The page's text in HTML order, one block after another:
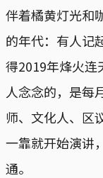
伴着橘黄灯光和
的年代：有人记
得2019年烽火连
人念念的，是每
师、文化人、区
一靠就开始演讲
通。